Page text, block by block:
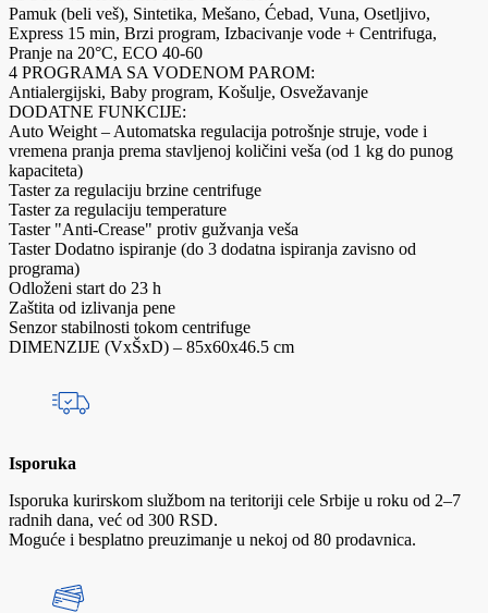
Pamuk (beli veš), Sintetika, Mešano, Ćebad, Vuna, Osetljivo,
Express 15 min, Brzi program, Izbacivanje vode + Centrifuga,
Pranje na 20°C, ECO 40-60
4 PROGRAMA SA VODENOM PAROM:
Antialergijski, Baby program, Košulje, Osvežavanje
DODATNE FUNKCIJE:
Auto Weight – Automatska regulacija potrošnje struje, vode i
vremena pranja prema stavljenoj količini veša (od 1 kg do punog
kapaciteta)
Taster za regulaciju brzine centrifuge
Taster za regulaciju temperature
Taster "Anti-Crease" protiv gužvanja veša
Taster Dodatno ispiranje (do 3 dodatna ispiranja zavisno od
programa)
Odloženi start do 23 h
Zaštita od izlivanja pene
Senzor stabilnosti tokom centrifuge
DIMENZIJE (VxŠxD) – 85x60x46.5 cm
Isporuka
Isporuka kurirskom službom na teritoriji cele Srbije u roku od 2–7
radnih dana, već od 300 RSD.
Moguće i besplatno preuzimanje u nekoj od 80 prodavnica.